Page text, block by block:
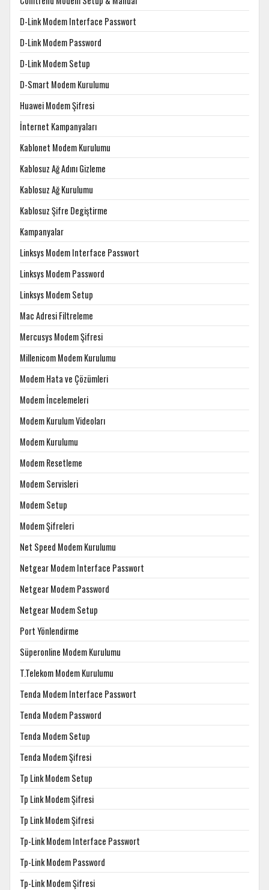
D-Link Modem Interface Passwort
D-Link Modem Password
D-Link Modem Setup
D-Smart Modem Kurulumu
Huawei Modem Şifresi
İnternet Kampanyaları
Kablonet Modem Kurulumu
Kablosuz Ağ Adını Gizleme
Kablosuz Ağ Kurulumu
Kablosuz Şifre Degiştirme
Kampanyalar
Linksys Modem Interface Passwort
Linksys Modem Password
Linksys Modem Setup
Mac Adresi Filtreleme
Mercusys Modem Şifresi
Millenicom Modem Kurulumu
Modem Hata ve Çözümleri
Modem İncelemeleri
Modem Kurulum Videoları
Modem Kurulumu
Modem Resetleme
Modem Servisleri
Modem Setup
Modem Şifreleri
Net Speed Modem Kurulumu
Netgear Modem Interface Passwort
Netgear Modem Password
Netgear Modem Setup
Port Yönlendirme
Süperonline Modem Kurulumu
T.Telekom Modem Kurulumu
Tenda Modem Interface Passwort
Tenda Modem Password
Tenda Modem Setup
Tenda Modem Şifresi
Tp Link Modem Setup
Tp Link Modem Şifresi
Tp Link Modem Şifresi
Tp-Link Modem Interface Passwort
Tp-Link Modem Password
Tp-Link Modem Şifresi